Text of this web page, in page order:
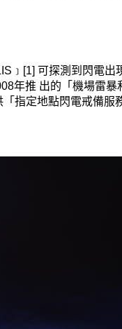
可探測到閃電出
年推 出的「機場雷
指定地點閃電戒備服